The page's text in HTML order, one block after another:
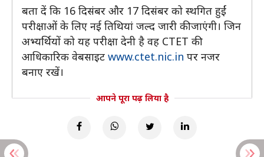
बता दें कि 16 दिसंबर और 17 दिसंबर को स्थगित हुईं
परीक्षाओं के लिए नई तिथियां जल्द जारी की जाएंगी। जिन
अभ्यर्थियों को यह परीक्षा देनी है वह CTET की
आधिकारिक वेबसाइट www.ctet.nic.in पर नजर
बनाए रखें।
आपने पूरा पढ़ लिया है